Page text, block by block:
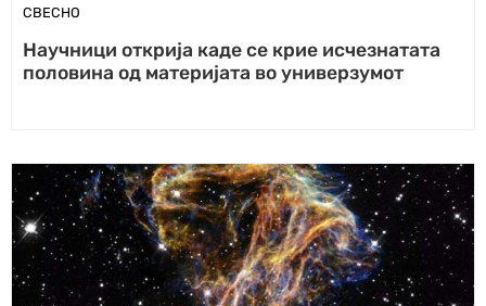
СВЕСНО
Научници открија каде се крие исчезнатата
половина од материјата во универзумот